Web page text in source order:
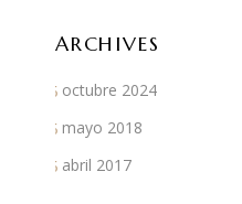
ARCHIVES
octubre 2024
mayo 2018
abril 2017